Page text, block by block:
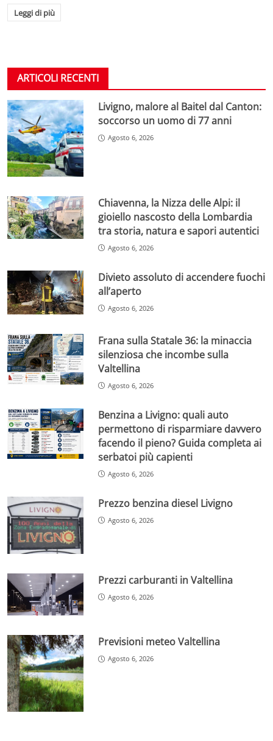
Leggi di più
ARTICOLI RECENTI
Livigno, malore al Baitel dal Canton:
soccorso un uomo di 77 anni
Agosto 6, 2026
Chiavenna, la Nizza delle Alpi: il
gioiello nascosto della Lombardia
tra storia, natura e sapori autentici
Agosto 6, 2026
Divieto assoluto di accendere fuochi
all’aperto
Agosto 6, 2026
Frana sulla Statale 36: la minaccia
silenziosa che incombe sulla
Valtellina
Agosto 6, 2026
Benzina a Livigno: quali auto
permettono di risparmiare davvero
facendo il pieno? Guida completa ai
serbatoi più capienti
Agosto 6, 2026
Prezzo benzina diesel Livigno
Agosto 6, 2026
Prezzi carburanti in Valtellina
Agosto 6, 2026
Previsioni meteo Valtellina
Agosto 6, 2026